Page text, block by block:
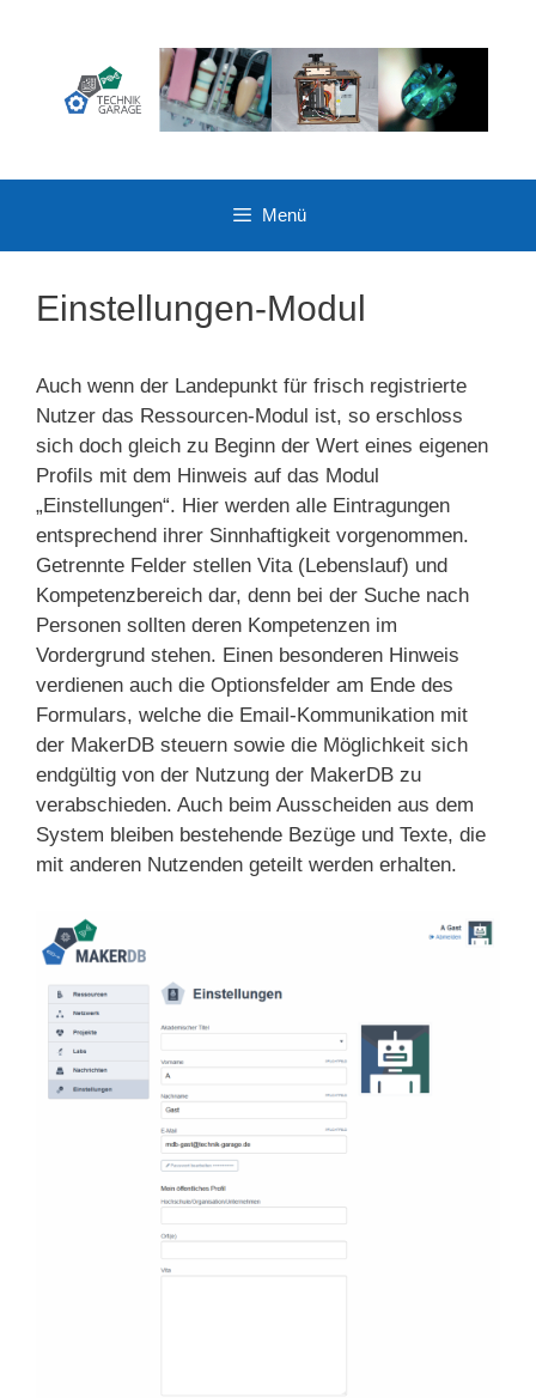
Menü
Einstellungen-Modul
Auch wenn der Landepunkt für frisch registrierte
Nutzer das Ressourcen-Modul ist, so erschloss
sich doch gleich zu Beginn der Wert eines eigenen
Profils mit dem Hinweis auf das Modul
„Einstellungen“. Hier werden alle Eintragungen
entsprechend ihrer Sinnhaftigkeit vorgenommen.
Getrennte Felder stellen Vita (Lebenslauf) und
Kompetenzbereich dar, denn bei der Suche nach
Personen sollten deren Kompetenzen im
Vordergrund stehen. Einen besonderen Hinweis
verdienen auch die Optionsfelder am Ende des
Formulars, welche die Email-Kommunikation mit
der MakerDB steuern sowie die Möglichkeit sich
endgültig von der Nutzung der MakerDB zu
verabschieden. Auch beim Ausscheiden aus dem
System bleiben bestehende Bezüge und Texte, die
mit anderen Nutzenden geteilt werden erhalten.